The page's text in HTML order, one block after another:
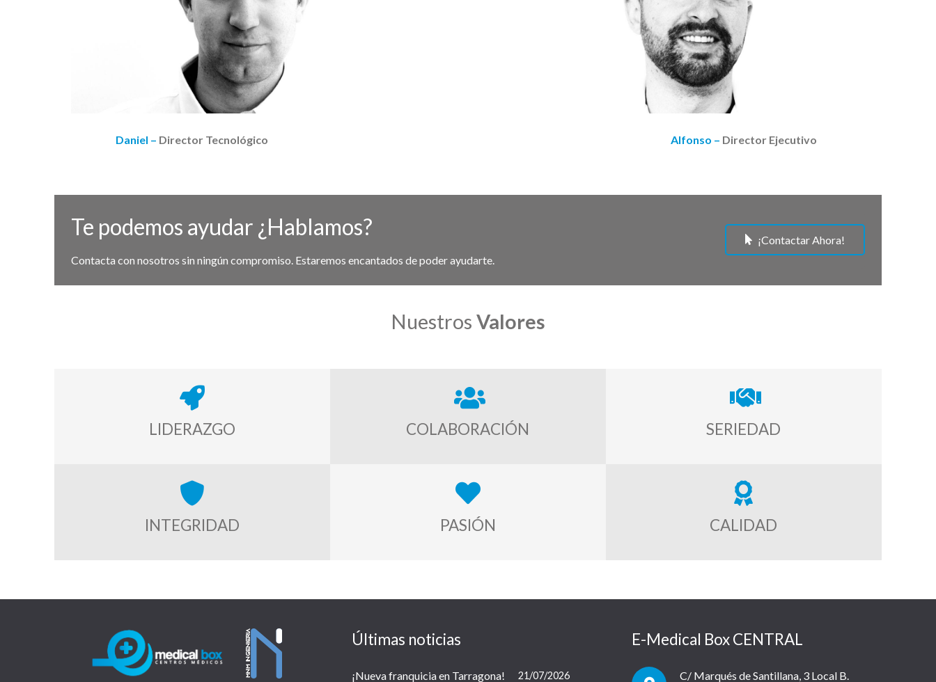
Daniel – Director Tecnológico Alfonso – Director Ejecutivo
Te podemos ayudar ¿Hablamos?
Contacta con nosotros sin ningún compromiso. Estaremos encantados de poder ayudarte.
¡Contactar Ahora!
Nuestros Valores
LIDERAZGO COLABORACIÓN SERIEDAD
INTEGRIDAD PASIÓN CALIDAD
Últimas noticias
¡Nueva franquicia en Tarragona! 21/07/2026
E-Medical Box CENTRAL
C/ Marqués de Santillana, 3 Local B.